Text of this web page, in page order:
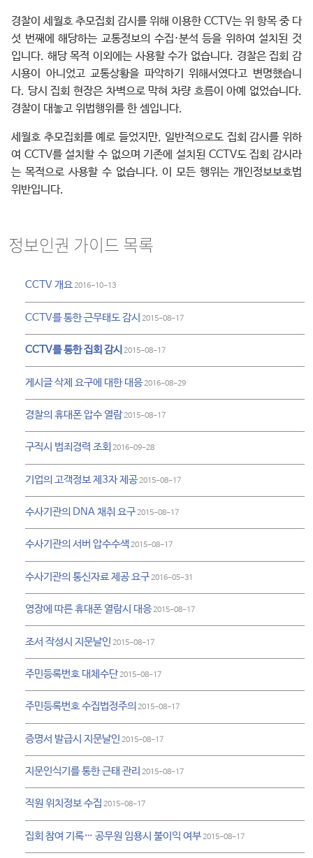
경찰이 세월호 추모집회 감시를 위해 이용한 CCTV는 위 항목 중 다
섯 번째에 해당하는 교통정보의 수집·분석 등을 위하여 설치된 것
입니다. 해당 목적 이외에는 사용할 수가 없습니다. 경찰은 집회 감
시용이 아니었고 교통상황을 파악하기 위해서였다고 변명했습니
다. 당시 집회 현장은 차벽으로 막혀 차량 흐름이 아예 없었습니다.
경찰이 대놓고 위법행위를 한 셈입니다.
세월호 추모집회를 예로 들었지만, 일반적으로도 집회 감시를 위하
여 CCTV를 설치할 수 없으며 기존에 설치된 CCTV도 집회 감시라
는 목적으로 사용할 수 없습니다. 이 모든 행위는 개인정보보호법
위반입니다.
정보인권 가이드 목록
CCTV 개요2016-10-13
CCTV를 통한 근무태도 감시 2015-08-17
CCTV를 통한 집회 감시 2015-08-17
게시글 삭제 요구에 대한 대응2016-08-29
경찰의 휴대폰 압수 열람2015-08-17
구직시 범죄경력 조회 2016-09-28
기업의 고객정보 제3자 제공2015-08-17
수사기관의 DNA 채취 요구2015-08-17
수사기관의 서버 압수수색 2015-08-17
수사기관의 통신자료 제공 요구2016-05-31
영장에 따른 휴대폰 열람시 대응2015-08-17
조서 작성시 지문날인 2015-08-17
주민등록번호 대체수단2015-08-17
주민등록번호 수집법정주의 2015-08-17
증명서 발급시 지문날인 2015-08-17
지문인식기를 통한 근태 관리 2015-08-17
직원 위치정보 수집 2015-08-17
집회 참여 기록… 공무원 임용시 불이익 여부2015-08-17